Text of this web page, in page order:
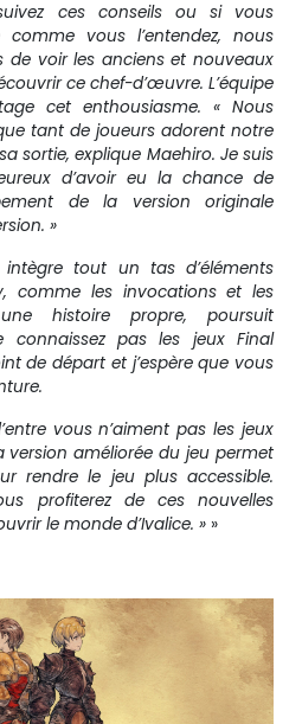
ces conseils ou si vous
vous l’entendez, nous
de voir les anciens et nouveaux
ce chef-d’œuvre. L’équipe
cet enthousiasme. « Nous
tant de joueurs adorent notre
sortie, explique Maehiro. Je suis
d’avoir eu la chance de
de la version originale
»
tout un tas d’éléments
comme les invocations et les
histoire propre, poursuit
connaissez pas les jeux Final
de départ et j’espère que vous
vous n’aiment pas les jeux
version améliorée du jeu permet
rendre le jeu plus accessible.
profiterez de ces nouvelles
le monde d’Ivalice. » »